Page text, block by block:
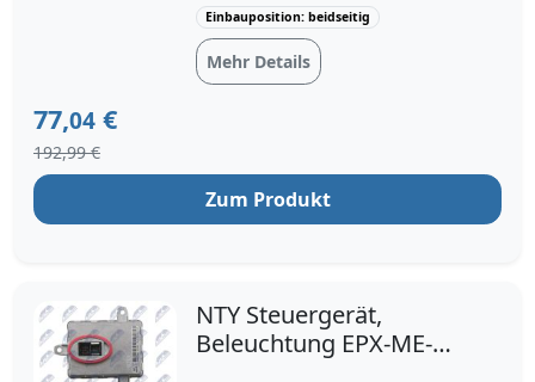
Einbauposition: beidseitig
Mehr Details
77,04 €
192,99 €
Zum Produkt
NTY Steuergerät,
Beleuchtung EPX-ME-